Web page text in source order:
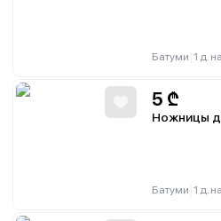
Батуми 1 д.
5 ₾
Ножницы
Батуми 1 д.